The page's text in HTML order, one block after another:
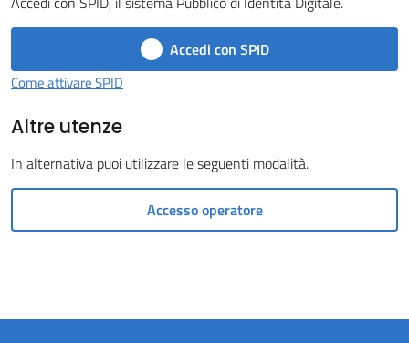
Rio
Servizi
line
Tutti
Accedi con SPID
Come attivare SPID
Altre utenze
In alternativa puoi utilizzare le seguenti modalità.
Accesso operatore